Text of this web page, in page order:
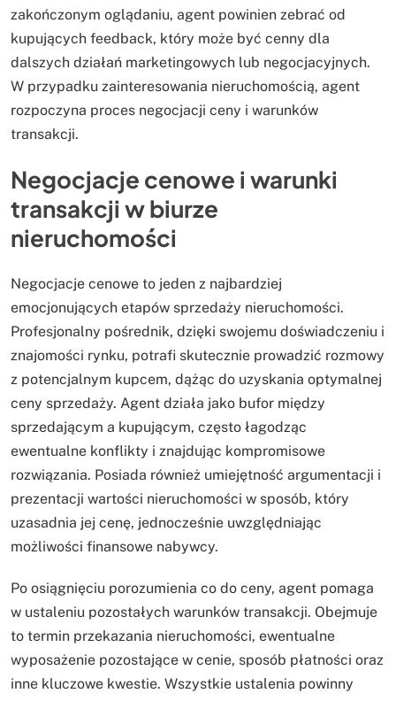
zakończonym oglądaniu, agent powinien zebrać od
kupujących feedback, który może być cenny dla
dalszych działań marketingowych lub negocjacyjnych.
W przypadku zainteresowania nieruchomością, agent
rozpoczyna proces negocjacji ceny i warunków
transakcji.
Negocjacje cenowe i warunki
transakcji w biurze
nieruchomości
Negocjacje cenowe to jeden z najbardziej
emocjonujących etapów sprzedaży nieruchomości.
Profesjonalny pośrednik, dzięki swojemu doświadczeniu i
znajomości rynku, potrafi skutecznie prowadzić rozmowy
z potencjalnym kupcem, dążąc do uzyskania optymalnej
ceny sprzedaży. Agent działa jako bufor między
sprzedającym a kupującym, często łagodząc
ewentualne konflikty i znajdując kompromisowe
rozwiązania. Posiada również umiejętność argumentacji i
prezentacji wartości nieruchomości w sposób, który
uzasadnia jej cenę, jednocześnie uwzględniając
możliwości finansowe nabywcy.
Po osiągnięciu porozumienia co do ceny, agent pomaga
w ustaleniu pozostałych warunków transakcji. Obejmuje
to termin przekazania nieruchomości, ewentualne
wyposażenie pozostające w cenie, sposób płatności oraz
inne kluczowe kwestie. Wszystkie ustalenia powinny